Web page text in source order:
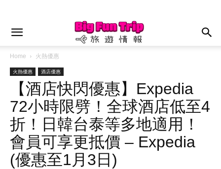
Home 火熱優惠
火熱優惠 酒店優惠
【酒店快閃優惠】Expedia
72小時限劈！全球酒店低至4
折！日韓台泰等多地適用！
會員可享更抵價 – Expedia
(優惠至1月3日)